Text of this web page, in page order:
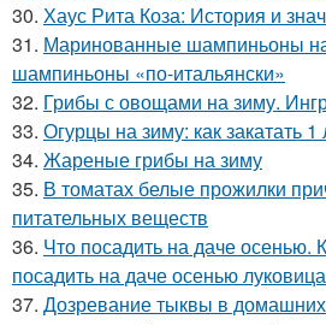
30. Хаус Рита Коза: История и
31. Маринованные шампиньоны
шампиньоны «по-итальянски»
32. Грибы с овощами на зиму.
33. Огурцы на зиму: как закатать
34. Жареные грибы на зиму
35. В томатах белые прожилки
питательных веществ
36. Что посадить на даче осенью.
посадить на даче осенью
37. Дозревание тыквы в